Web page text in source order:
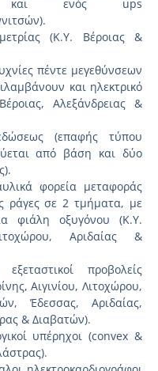
και ενός ups
(Κ.Υ. Βέροιας &
πέντε μεγεθύνσεων
και ηλεκτρικό
Αλεξάνδρειας &
(επαφής τύπου
από βάση και δύο
φορεία μεταφοράς
ράγες σε 2 τμήματα, με
φιάλη οξυγόνου (Κ.Υ.
Αριδαίας &
προβολείς
Αιγινίου, Λιτοχώρου,
Έδεσσας, Αριδαίας,
& Διαβατών).
υπέρηχοι (convex &